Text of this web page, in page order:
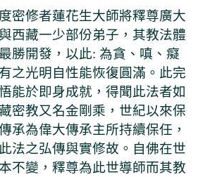
密修者蓮花生大師將釋尊廣大
西藏一少部份弟子，其教法體
勝開發，以此: 為貪、嗔、癡
之光明自性能恢復圓滿。此完
能於即身成就，得聞此法者如
密教又名金剛乘，世紀以來保
承為偉大傳承主所持續保任，
法之弘傳與實修故。自佛在世
不變，釋尊為此世導師而其教